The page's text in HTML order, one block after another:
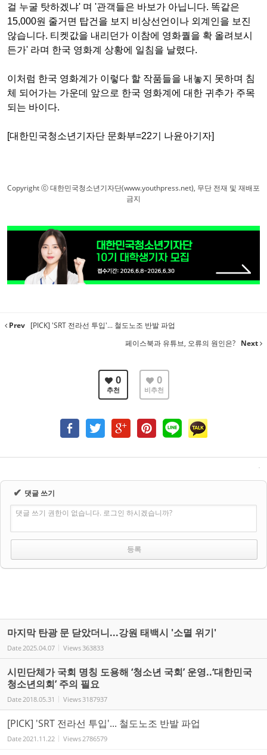
걸 누굴 탓하겠냐' 며 '관객들은 바보가 아닙니다. 똑같은
15,000원 줄거면 탑건을 보지 비상선언이나 외계인을 보진
않습니다. 티켓값을 내리던가 이참에 영화퀄을 확 올려보시
든가' 라며 한국 영화계 상황에 일침을 날렸다.
이처럼 한국 영화계가 이렇다 할 작품들을 내놓지 못하며 침
체 되어가는 가운데 앞으로 한국 영화계에 대한 귀추가 주목
되는 바이다.
[대한민국청소년기자단 문화부=22기 나윤아기자]
Copyright ⓒ 대한민국청소년기자단(www.youthpress.net), 무단 전재 및 재배포
금지
Prev [PICK] 'SRT 전라선 투입'... 철도노조 반발 파업
페이스북과 유튜브, 오류의 원인은? Next
0
추천
0
비추천
✔ 댓글 쓰기
댓글 쓰기 권한이 없습니다. 로그인 하시겠습니까?
마지막 탄광 문 닫았더니...강원 태백시 '소멸 위기'
Date 2025.04.07 Views 363833
시민단체가 국회 명칭 도용해 ‘청소년 국회’ 운영..‘대한민국
청소년의회’ 주의 필요
Date 2018.05.31 Views 3187937
[PICK] 'SRT 전라선 투입'... 철도노조 반발 파업
Date 2021.11.22 Views 2786579